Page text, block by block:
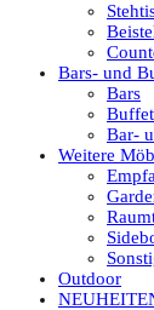
Bars- und
Bars
Bar-
Weitere
Outdoor